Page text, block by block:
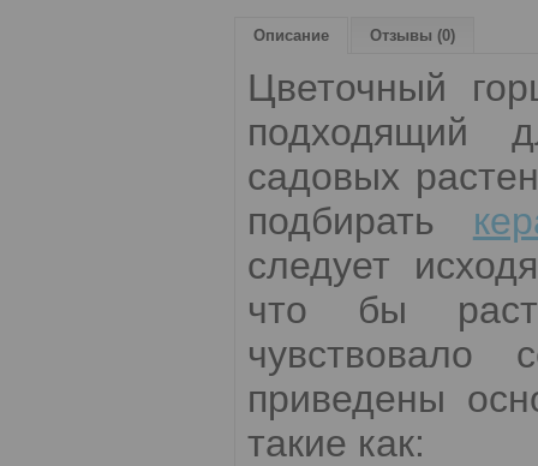
Описание Отзывы (0)
Цветочный
подходящий
садовых
подбирать
следует
что бы
чувствовало
приведены
такие как: